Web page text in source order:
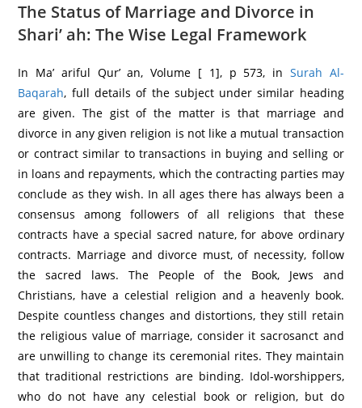
The Status of Marriage and Divorce in
Shari’ ah: The Wise Legal Framework
In Ma’ ariful Qur’ an, Volume [ 1], p 573, in Surah Al-
Baqarah, full details of the subject under similar heading
are given. The gist of the matter is that marriage and
divorce in any given religion is not like a mutual transaction
or contract similar to transactions in buying and selling or
in loans and repayments, which the contracting parties may
conclude as they wish. In all ages there has always been a
consensus among followers of all religions that these
contracts have a special sacred nature, for above ordinary
contracts. Marriage and divorce must, of necessity, follow
the sacred laws. The People of the Book, Jews and
Christians, have a celestial religion and a heavenly book.
Despite countless changes and distortions, they still retain
the religious value of marriage, consider it sacrosanct and
are unwilling to change its ceremonial rites. They maintain
that traditional restrictions are binding. Idol-worshippers,
who do not have any celestial book or religion, but do